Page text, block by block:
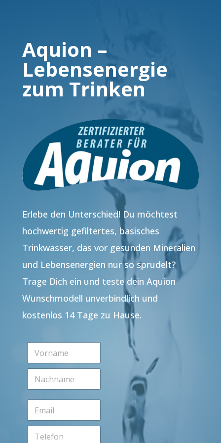
Aquion –
Lebensenergie
zum Trinken
Erlebe den Unterschied! Du möchtest
hochwertig gefiltertes, basisches
Trinkwasser, das vor gesunden Mineralien
und Lebensenergien nur so sprudelt?
Trage Dich ein und teste dein Aquion
Wunschmodell unverbindlich und
kostenlos 14 Tage zu Hause.
V
r
m
e
N
c
h
a
m
E
a
T